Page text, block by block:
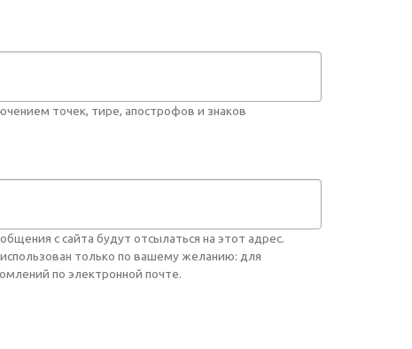
точек, тире, апострофов и знаков
с сайта будут отсылаться на этот адрес.
только по вашему желанию: для
по электронной почте.